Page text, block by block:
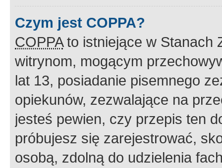
Czym jest COPPA?
COPPAto istniejące w Stanach
witrynom, mogącym
lat 13, posiadanie pisemnego
opiekunów, zezwalające na
jesteś pewien, czy przepis ten
próbujesz się zarejestrować,
osobą, zdolną do udzielenia